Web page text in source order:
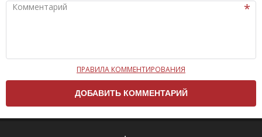
Комментарий
Чтобы ваш комментарий был опубликован на сайте,
вам нужно придерживаться следующих правил:
Комментарий не может быть слишком
короткой — избегайте односложных и чисто
ПРАВИЛА КОММЕНТИРОВАНИЯ